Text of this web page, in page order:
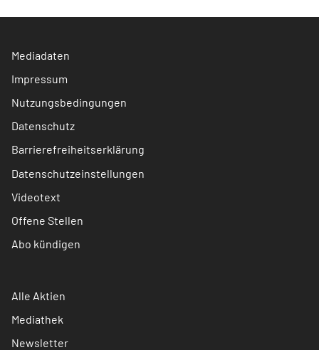
Mediadaten
Impressum
Nutzungsbedingungen
Datenschutz
Barrierefreiheitserklärung
Datenschutzeinstellungen
Videotext
Offene Stellen
Abo kündigen
Alle Aktien
Mediathek
Newsletter